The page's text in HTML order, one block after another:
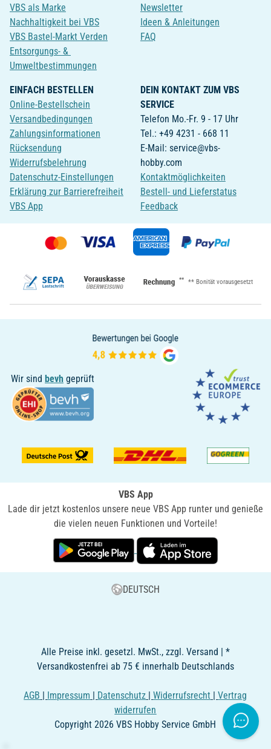
VBS als Marke
Nachhaltigkeit bei VBS
VBS Bastel-Markt Verden
Entsorgungs- &
Umweltbestimmungen
Newsletter
Ideen & Anleitungen
FAQ
EINFACH BESTELLEN
Online-Bestellschein
Versandbedingungen
Zahlungsinformationen
Rücksendung
Widerrufsbelehrung
Datenschutz-Einstellungen
Erklärung zur Barrierefreiheit
VBS App
DEIN KONTAKT ZUM VBS
SERVICE
Telefon Mo.-Fr. 9 - 17 Uhr
Tel.: +49 4231 - 668 11
E-Mail: service@vbs-
hobby.com
Kontaktmöglichkeiten
Bestell- und Lieferstatus
Feedback
** ** Bonität vorausgesetzt
Wir sind bevh geprüft
VBS App
Lade dir jetzt kostenlos unsere neue VBS App runter und genieße
die vielen neuen Funktionen und Vorteile!
DEUTSCH
Alle Preise inkl. gesetzl. MwSt., zzgl. Versand | *
Versandkostenfrei ab 75 € innerhalb Deutschlands
AGB | Impressum | Datenschutz |Widerrufsrecht |Vertrag
widerrufen
Copyright 2026 VBS Hobby Service GmbH